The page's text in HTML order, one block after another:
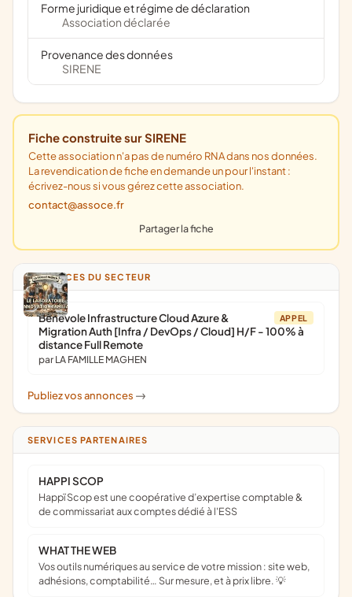
Forme juridique et régime de déclaration
Association déclarée
Provenance des données
SIRENE
Fiche construite sur SIRENE
Cette association n'a pas de numéro RNA dans nos données.
La revendication de fiche en demande un pour l'instant :
écrivez-nous si vous gérez cette association.
contact@assoce.fr
Partager la fiche
ANNONCES DU SECTEUR
APPEL
Bénévole Infrastructure Cloud Azure &
Migration Auth [Infra / DevOps / Cloud] H/F - 100% à
distance Full Remote
par LA FAMILLE MAGHEN
Publiez vos annonces ->
SERVICES PARTENAIRES
HAPPI SCOP
Happï Scop est une coopérative d’expertise comptable &
de commissariat aux comptes dédié à l'ESS
WHAT THE WEB
Vos outils numériques au service de votre mission : site web,
adhésions, comptabilité… Sur mesure, et à prix libre. 💡